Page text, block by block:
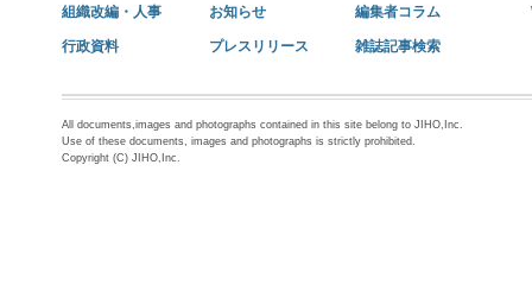
組織改編・人事 お知らせ 編集者コラム
行政資料 プレスリリース 雑誌記事検索
All documents,images and photographs contained in this site belong to JIHO,Inc.
Use of these documents, images and photographs is strictly prohibited.
Copyright (C) JIHO,Inc.